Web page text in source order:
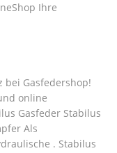
Ihre
bei Gasfedershop!
online
Gasfeder Stabilus
Als
. Stabilus